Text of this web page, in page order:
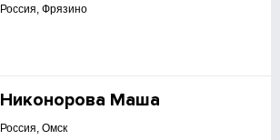
Россия, Фрязино
Никонорова Маша
Россия, Омск